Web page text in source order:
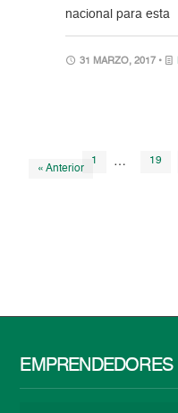
nacional para esta
31 MARZO, 2017 •
« Anterior
1 … 19
EMPRENDEDORES